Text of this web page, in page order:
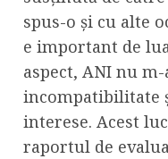
spus-o și cu alte
e important de
aspect, ANI nu
incompatibilitate
interese. Acest
raportul de